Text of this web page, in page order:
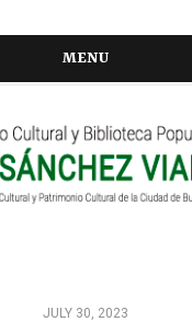
MENU
JULY 30, 2023